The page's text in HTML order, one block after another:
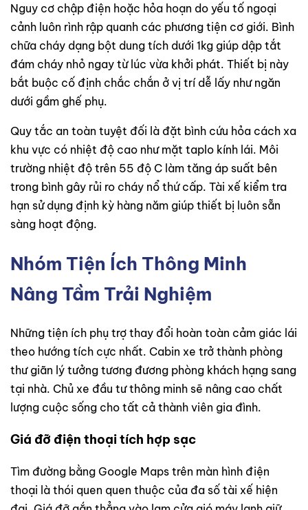
Nguy cơ chập điện hoặc hỏa hoạn do yếu tố ngoại
cảnh luôn rình rập quanh các phương tiện cơ giới. Bình
chữa cháy dạng bột dung tích dưới 1kg giúp dập tắt
đám cháy nhỏ ngay từ lúc vừa khởi phát. Thiết bị này
bắt buộc cố định chắc chắn ở vị trí dễ lấy như ngăn
dưới gầm ghế phụ.
Quy tắc an toàn tuyệt đối là đặt bình cứu hỏa cách xa
khu vực có nhiệt độ cao như mặt taplo kính lái. Môi
trường nhiệt độ trên 55 độ C làm tăng áp suất bên
trong bình gây rủi ro cháy nổ thứ cấp. Tài xế kiểm tra
hạn sử dụng định kỳ hàng năm giúp thiết bị luôn sẵn
sàng hoạt động.
Nhóm Tiện Ích Thông Minh
Nâng Tầm Trải Nghiệm
Những tiện ích phụ trợ thay đổi hoàn toàn cảm giác lái
theo hướng tích cực nhất. Cabin xe trở thành phòng
thư giãn lý tưởng tương đương phòng khách hạng sang
tại nhà. Chủ xe đầu tư thông minh sẽ nâng cao chất
lượng cuộc sống cho tất cả thành viên gia đình.
Giá đỡ điện thoại tích hợp sạc
Tìm đường bằng Google Maps trên màn hình điện
thoại là thói quen quen thuộc của đa số tài xế hiện